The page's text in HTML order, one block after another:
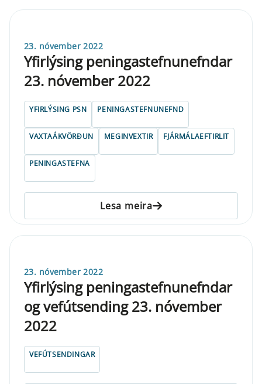
23. nóvember 2022
Yfirlýsing peningastefnunefndar
23. nóvember 2022
YFIRLÝSING PSN PENINGASTEFNUNEFND
VAXTAÁKVÖRÐUN MEGINVEXTIR FJÁRMÁLAEFTIRLIT
PENINGASTEFNA
Lesa meira
23. nóvember 2022
Yfirlýsing peningastefnunefndar
og vefútsending 23. nóvember
2022
VEFÚTSENDINGAR